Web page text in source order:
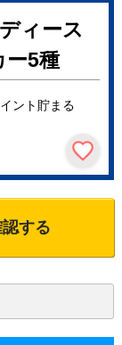
ィース
ー5種
ント貯まる
する